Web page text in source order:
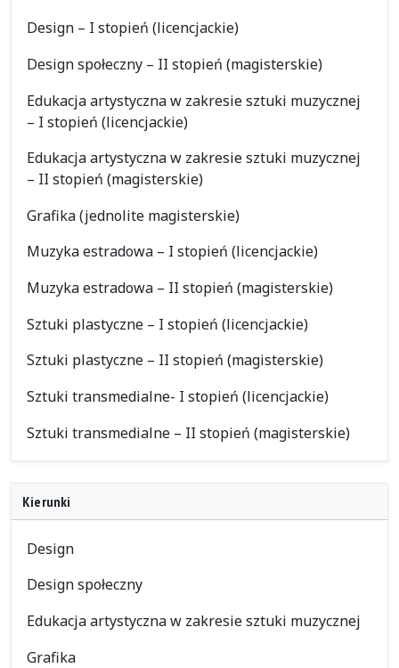
Design – I stopień (licencjackie)
Design społeczny – II stopień (magisterskie)
Edukacja artystyczna w zakresie sztuki muzycznej
– I stopień (licencjackie)
Edukacja artystyczna w zakresie sztuki muzycznej
– II stopień (magisterskie)
Grafika (jednolite magisterskie)
Muzyka estradowa – I stopień (licencjackie)
Muzyka estradowa – II stopień (magisterskie)
Sztuki plastyczne – I stopień (licencjackie)
Sztuki plastyczne – II stopień (magisterskie)
Sztuki transmedialne- I stopień (licencjackie)
Sztuki transmedialne – II stopień (magisterskie)
Kierunki
Design
Design społeczny
Edukacja artystyczna w zakresie sztuki muzycznej
Grafika